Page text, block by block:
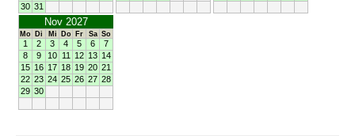
30 31
Nov 2027
Mo Di Mi Do Fr Sa So
1 2 3 4 5 6
7
8
9 10 11 12 13 14
15 16 17 18 19 20 21
22 23 24 25 26 27 28
29 30